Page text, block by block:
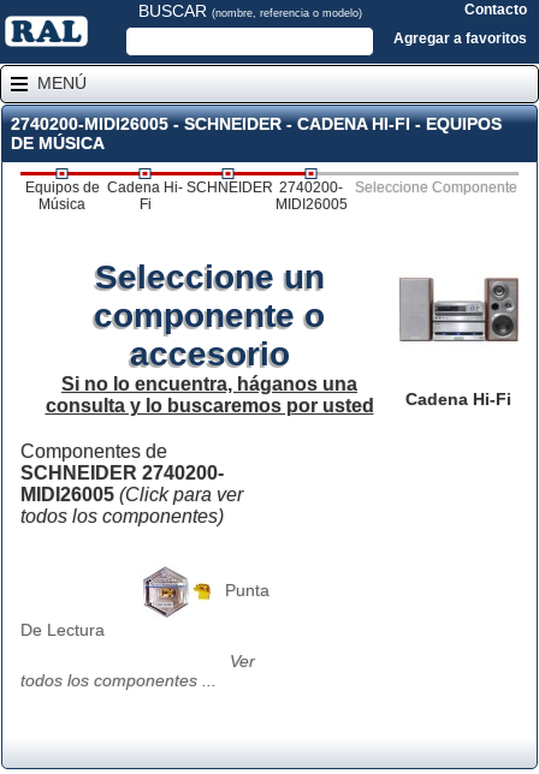
BUSCAR (nombre, referencia o modelo)
Contacto
Agregar a favoritos
MENÚ
2740200-MIDI26005 - SCHNEIDER - CADENA HI-FI - EQUIPOS
DE MÚSICA
Equipos de
Música
Cadena Hi-
Fi
SCHNEIDER 2740200-
MIDI26005
Seleccione Componente
Cadena Hi-Fi
Seleccione un
componente o
accesorio
Si no lo encuentra, háganos una
consulta y lo buscaremos por usted
Componentes de
SCHNEIDER 2740200-
MIDI26005 (Click para ver
todos los componentes)
Punta
De Lectura
Ver
todos los componentes ...